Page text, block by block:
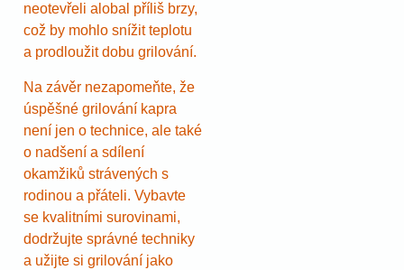
neotevřeli alobal příliš brzy,
což by mohlo snížit teplotu
a prodloužit dobu grilování.
Na závěr nezapomeňte, že
úspěšné grilování kapra
není jen o technice, ale také
o nadšení a sdílení
okamžiků strávených s
rodinou a přáteli. Vybavte
se kvalitními surovinami,
dodržujte správné techniky
a užijte si grilování jako